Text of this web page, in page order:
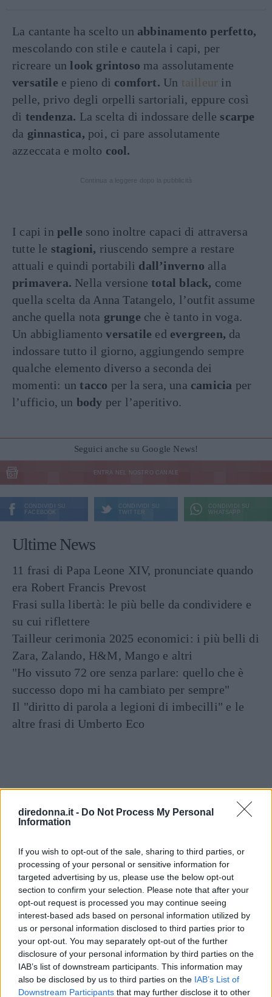
diredonna.it - Do Not Process My Personal
Information
If you wish to opt-out of the sale, sharing to third parties, or
processing of your personal or sensitive information for
targeted advertising by us, please use the below opt-out
section to confirm your selection. Please note that after your
opt-out request is processed you may continue seeing
interest-based ads based on personal information utilized by
us or personal information disclosed to third parties prior to
your opt-out. You may separately opt-out of the further
disclosure of your personal information by third parties on the
IAB’s list of downstream participants. This information may
also be disclosed by us to third parties on the IAB’s List of
Downstream Participants that may further disclose it to other
La cantante ha scelto un abbinamento perfetto,
mescolando con stile e cautela i capi, per
ricreare un look grintoso ma assolutamente
versatile e pieno di comfort. Un tailleur in
pelle, privo degli orpelli sartoriali, eppure così
di tendenza. La scelta di indossare delle scarpe
da ginnastica, poi, ci pare assolutamente
azzeccata e molto cool.
I capi in pelle sono inoltre capaci di attraversa
tutte le stagioni, riuscendo sempre a restare
attuali e quindi portabili dall’inverno alla
primavera. Nella versionetotal black, come
quella scelta da Anna Tatangelo, l’outfit assume
anche quella nota grunge che è tanto in voga.
Un abbigliamentoversatile ed evergreen, da
indossare tutto il giorno, aggiungendo sempre
qualche elemento diverso a seconda dei
momenti: untacco per la sera, una camicia per
l’ufficio, un body per l’aperitivo.
Seguici anche su Google News!
ENTRA NEL NOSTRO CANALE
CONDIVIDI SU
FACEBOOK
CONDIVIDI SU
TWITTER
CONDIVIDI SU
WHATSAPP
Ultime News
11 frasi di Papa Leone XIV, pronunciate quando
era Robert Francis Prevost
Frasi sulla libertà: le più belle da condividere e
su cui riflettere
Tailleur cerimonia 2025 economici: i più belli di
Zara, Zalando, H&M, Mango e altri
"Ho vissuto 72 ore senza parlare: quello che è
successo dopo mi ha cambiato per sempre"
Il "diritto di parola a legioni di imbecilli" e le
altre frasi di Umberto Eco
Articolia tema